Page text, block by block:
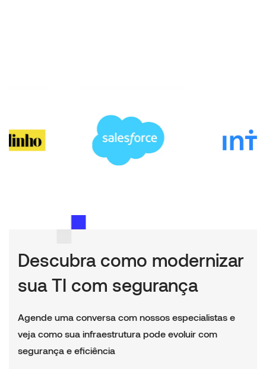
Descubra como modernizar
sua TI com segurança
Agende uma conversa com nossos especialistas e
veja como sua infraestrutura pode evoluir com
segurança e eficiência